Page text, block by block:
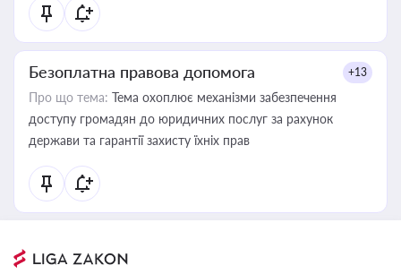
Безоплатна правова допомога +13
Про що тема: Тема охоплює механізми забезпечення
доступу громадян до юридичних послуг за рахунок
держави та гарантії захисту їхніх прав